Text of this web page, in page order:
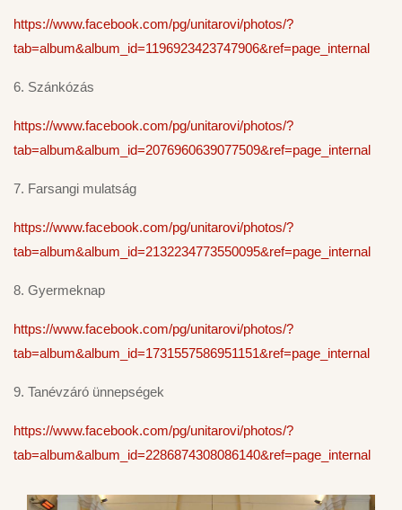
https://www.facebook.com/pg/unitarovi/photos/?
tab=album&album_id=1196923423747906&ref=page_internal
6. Szánkózás
https://www.facebook.com/pg/unitarovi/photos/?
tab=album&album_id=2076960639077509&ref=page_internal
7. Farsangi mulatság
https://www.facebook.com/pg/unitarovi/photos/?
tab=album&album_id=2132234773550095&ref=page_internal
8. Gyermeknap
https://www.facebook.com/pg/unitarovi/photos/?
tab=album&album_id=1731557586951151&ref=page_internal
9. Tanévzáró ünnepségek
https://www.facebook.com/pg/unitarovi/photos/?
tab=album&album_id=2286874308086140&ref=page_internal